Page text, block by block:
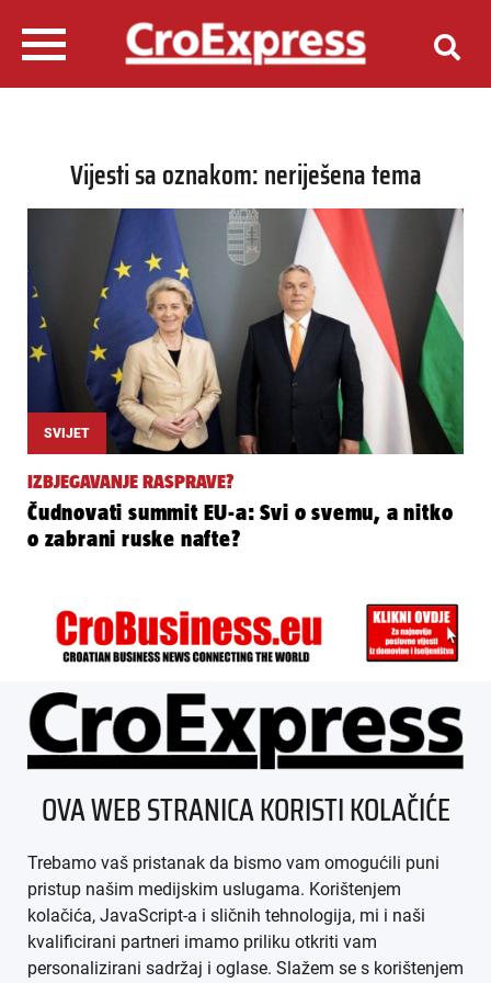
Vijesti sa oznakom: neriješena tema
SVIJET
IZBJEGAVANJE RASPRAVE?
Čudnovati summit EU-a: Svi o svemu, a nitko
o zabrani ruske nafte?
ÜBER UNS
IMPRESSUM
AGB
DATENSCHUTZ
OVA WEB STRANICA KORISTI KOLAČIĆE
Trebamo vaš pristanak da bismo vam omogućili puni
pristup našim medijskim uslugama. Korištenjem
kolačića, JavaScript-a i sličnih tehnologija, mi i naši
kvalificirani partneri imamo priliku otkriti vam
personalizirani sadržaj i oglase. Slažem se s korištenjem